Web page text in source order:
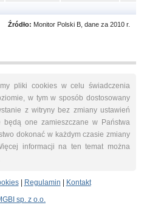
Źródło: Monitor Polski B, dane za 2010 r.
pliki cookies w celu świadczenia
w tym w sposób dostosowany
z witryny bez zmiany ustawień
będą one zamieszczane w Państwa
dokonać w każdym czasie zmiany
informacji na ten temat można
Regulamin
Kontakt
sp. z o.o.